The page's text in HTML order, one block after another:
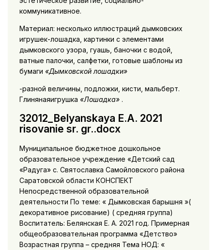
коммуникативное.
Материал: несколько иллюстраций дымковских
игрушек-лошадка, картинки с элементами
дымковского узора, гуашь, баночки с водой,
ватные палочки, салфетки, готовые шаблоны из
бумаги «Дымковской лошадки»
-разной величины, подложки, кисти, мальберт.
Глинянаяигрушка «Лошадка».
32012_Belyanskaya E.A. 2021
risovanie sr. gr..docx
Муниципальное бюджетное дошкольное
образовательное учреждение «Детский сад
«Радуга» с. Святославка Самойловского района
Саратовской области КОНСПЕКТ
Непосредственной образовательной
деятельности По теме: « Дымковская барышня »(
декоративное рисование) ( средняя группа)
Воспитатель: Белянская Е. А. 2021 год. Примерная
общеобразовательная программа «Детство»
Возрастная группа – средняя Тема НОД: «